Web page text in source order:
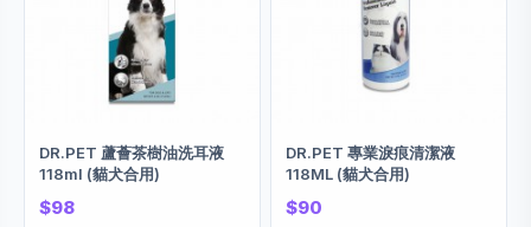
DR.PET 蘆薈茶樹油洗耳液
118ml (貓犬合用)
$98
DR.PET 專業淚痕清潔液
118ML (貓犬合用)
$90